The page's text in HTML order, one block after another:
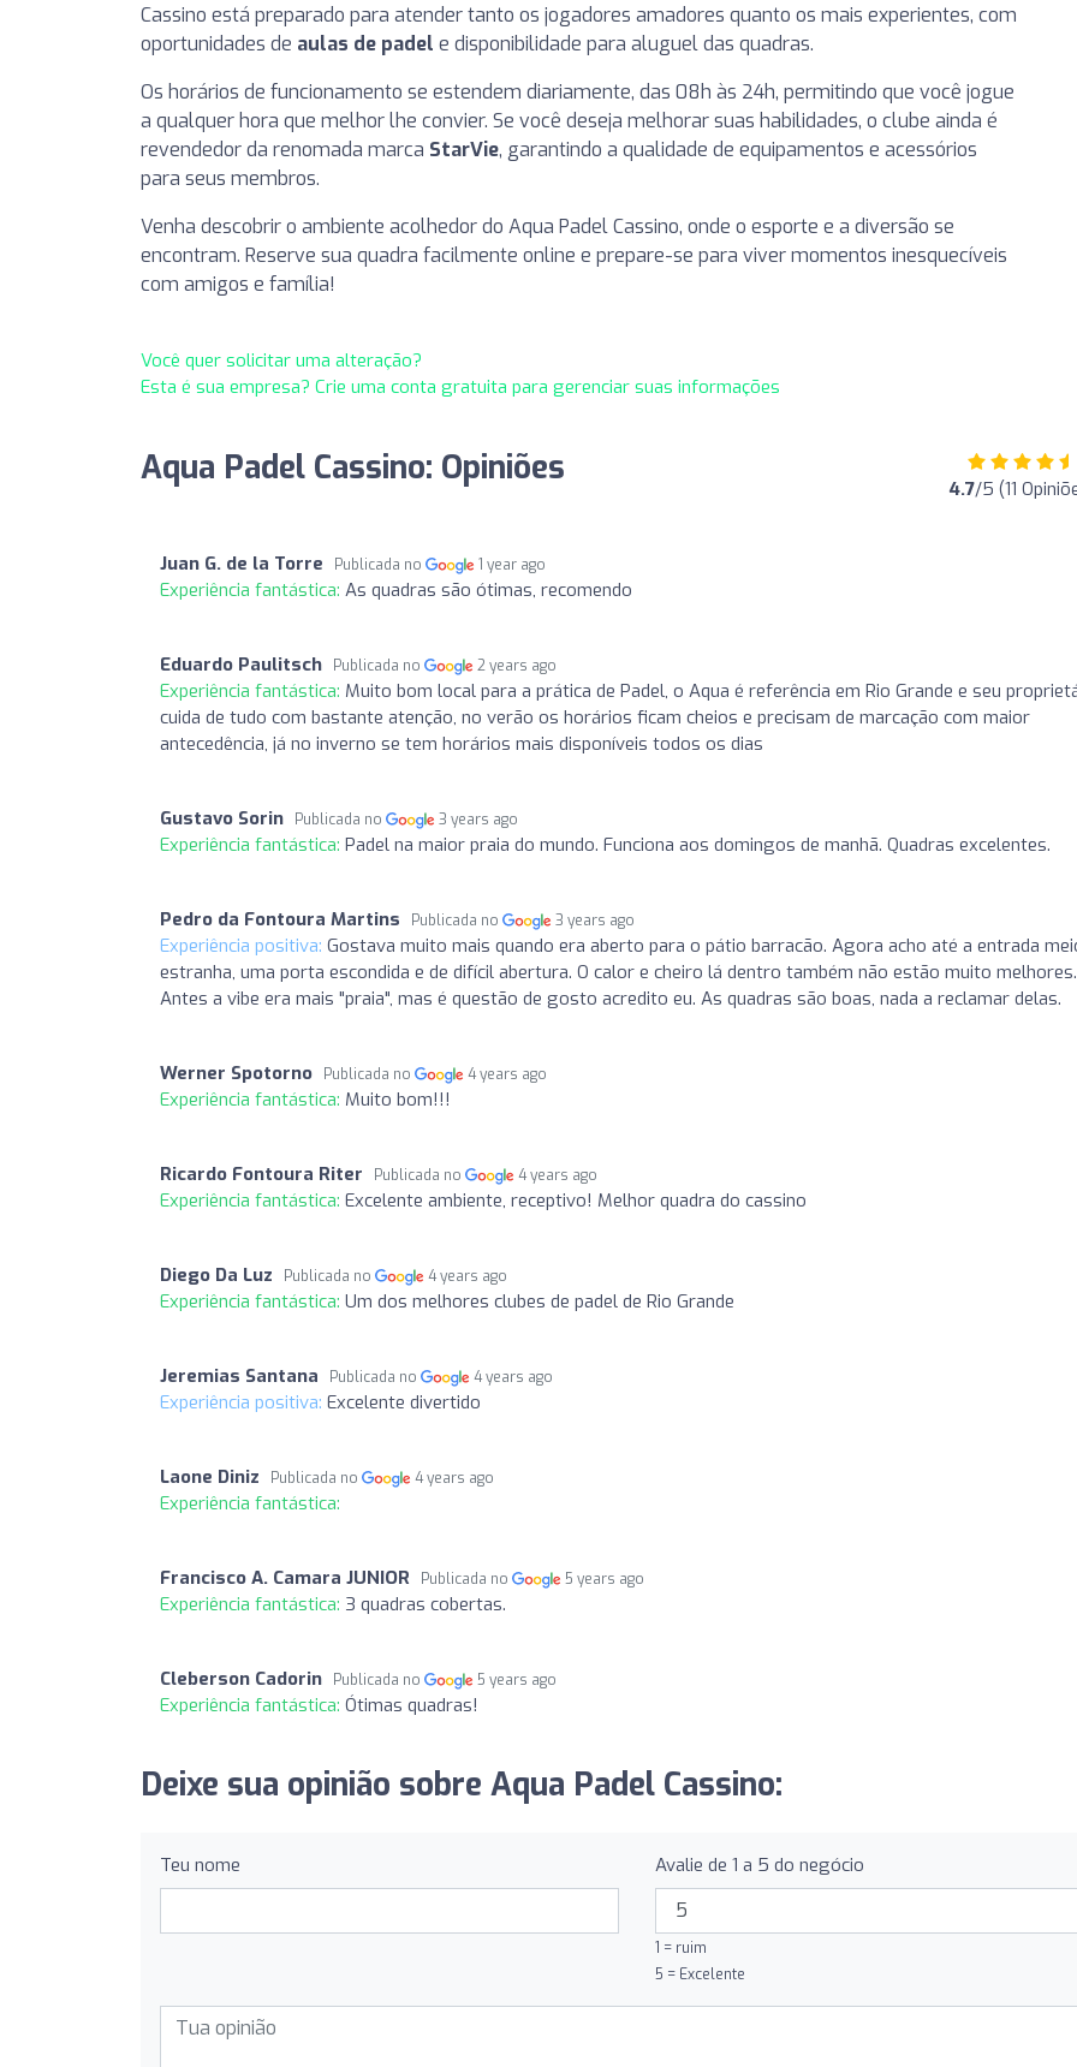
Cassino está preparado para atender tanto os jogadores amadores quanto os mais experientes, com
oportunidades de aulas de padel e disponibilidade para aluguel das quadras.
Os horários de funcionamento se estendem diariamente, das 08h às 24h, permitindo que você jogue
a qualquer hora que melhor lhe convier. Se você deseja melhorar suas habilidades, o clube ainda é
revendedor da renomada marca StarVie, garantindo a qualidade de equipamentos e acessórios
para seus membros.
Venha descobrir o ambiente acolhedor do Aqua Padel Cassino, onde o esporte e a diversão se
encontram. Reserve sua quadra facilmente online e prepare-se para viver momentos inesquecíveis
com amigos e família!
Você quer solicitar uma alteração?
Esta é sua empresa? Crie uma conta gratuita para gerenciar suas informações
Aqua Padel Cassino: Opiniões 4.7/5 (11
Juan G. de la Torre Publicada no 1 year ago
Experiência fantástica: As quadras são ótimas, recomendo
Eduardo Paulitsch Publicada no 2 years ago
Experiência fantástica: Muito bom local para a prática de Padel, o Aqua é referência em Rio Grande e seu
cuida de tudo com bastante atenção, no verão os horários ficam cheios e precisam de marcação com maior
antecedência, já no inverno se tem horários mais disponíveis todos os dias
Gustavo Sorin Publicada no 3 years ago
Experiência fantástica: Padel na maior praia do mundo. Funciona aos domingos de manhã. Quadras excelentes.
Pedro da Fontoura Martins Publicada no 3 years ago
Experiência positiva: Gostava muito mais quando era aberto para o pátio barracão. Agora acho até a entrada
estranha, uma porta escondida e de difícil abertura. O calor e cheiro lá dentro também não estão muito melhores.
Antes a vibe era mais "praia", mas é questão de gosto acredito eu. As quadras são boas, nada a reclamar delas.
Werner Spotorno Publicada no 4 years ago
Experiência fantástica: Muito bom!!!
Ricardo Fontoura Riter Publicada no 4 years ago
Experiência fantástica: Excelente ambiente, receptivo! Melhor quadra do cassino
Diego Da Luz Publicada no 4 years ago
Experiência fantástica: Um dos melhores clubes de padel de Rio Grande
Jeremias Santana Publicada no 4 years ago
Experiência positiva: Excelente divertido
Laone Diniz Publicada no 4 years ago
Experiência fantástica:
Francisco A. Camara JUNIOR Publicada no 5 years ago
Experiência fantástica: 3 quadras cobertas.
Cleberson Cadorin Publicada no 5 years ago
Experiência fantástica: Ótimas quadras!
Deixe sua opinião sobre Aqua Padel Cassino:
Teu nome Avalie de 1 a 5 do negócio
1 = ruim
5 = Excelente